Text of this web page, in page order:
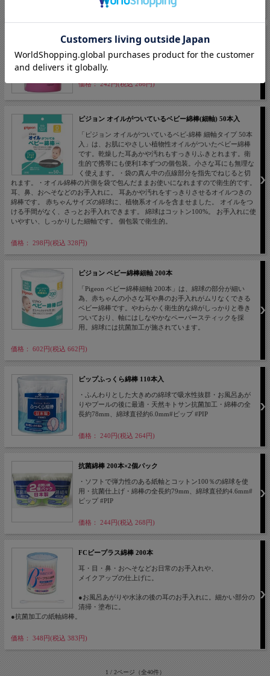
価格： 253円(税込 278円)
平和メディク コットンZOO 赤ちゃん綿棒すぱいらる 160本
安心してご使用頂ける素材と使いやすさを追求した、ピン
クのおはなのすぱいらる綿棒（波型）です。
価格： 242円(税込 266円)
ピジョン オイルがついているベビー綿棒(細軸) 50本入
「ピジョン オイルがついているベビ-綿棒 細軸タイプ 50本
入」は、お肌にやさしい植物性オイルがついたベビー綿棒
です。乾燥した耳あかや汚れもすっきりふきとれます。衛
生的で携帯にも便利1本ずつの個包装。小さな耳にも無理な
く使えます。・袋の真ん中の点線部分を指先でねじると切
れます。・オイル綿棒の片側を袋で包んだままお使いになれますので衛生的です。
耳、鼻、おへそなどのお手入れに。 耳あかや汚れをすっきりさせるオイルつきの
綿棒です。 赤ちゃんサイズの綿球に、植物系オイルを含ませました。 オイルをつ
ける手間がなく、さっとお手入れできます。 綿球はコットン100%。 お手入れに使
いやすい、しっかりした細軸です。 個包装で衛生的。
価格： 298円(税込 328円)
ピジョン ベビー綿棒細軸 200本
「Pigeon ベビー綿棒細軸 200本」は、綿球の部分が細い
為、赤ちゃんの小さな耳や鼻のお手入れがムリなくできる
ベビー綿棒です。やわらかく衛生的な綿がしっかりと巻き
ついており、軸にはしなやかなペーパースティックを採
用。綿球には抗菌加工が施されています。
価格： 602円(税込 662円)
ピップふっくら綿棒 110本入
・ふんわりとした大きめの綿球で吸水性抜群・お風呂あが
りやプールの後に最適・天然キトサン抗菌加工・綿棒の全
長約78mm、綿球直径約6.0mm#ピップ #PIP
価格： 240円(税込 264円)
抗菌綿棒 200本×2個パック
・ソフトで弾力性のある紙軸とコットン100％の綿球を使
用・抗菌仕上げ・綿棒の全長約79mm、綿球直径約4.6mm#
ピップ #PIP
価格： 244円(税込 268円)
FCビープラス綿棒 200本
耳・目・鼻・おへそなどお日常のお手入れや、
メイクアップの仕上げに。
●お風呂あがりや水泳の後の耳のお手入れに。細かい部分の
清掃・塗布に。
●抗菌加工の紙軸綿棒。
価格： 348円(税込 383円)
1 / 2ページ（全40件）